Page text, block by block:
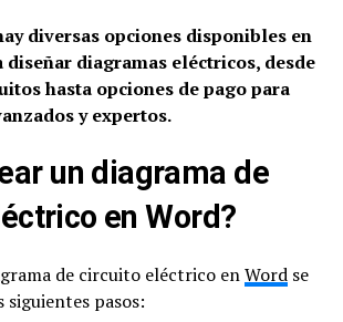
diversas opciones disponibles en
diseñar diagramas eléctricos, desde
hasta opciones de pago para
y expertos.
un diagrama de
en Word?
de circuito eléctrico enWord se
siguientes pasos: